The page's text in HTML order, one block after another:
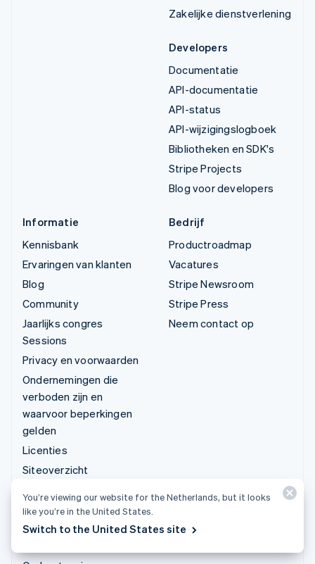
Zakelijke dienstverlening
Developers
Documentatie
API-documentatie
API-status
API-wijzigingslogboek
Bibliotheken en SDK's
Stripe Projects
Blog voor developers
Informatie
Kennisbank
Ervaringen van klanten
Blog
Community
Jaarlijks congres
Sessions
Privacy en voorwaarden
Ondernemingen die
verboden zijn en
waarvoor beperkingen
gelden
Licenties
Siteoverzicht
Meer informatiebronnen
Bedrijf
Productroadmap
Vacatures
Stripe Newsroom
Stripe Press
Neem contact op
You’re viewing our website for the Netherlands, but it looks
like you’re in the United States.
Switch to the United States site